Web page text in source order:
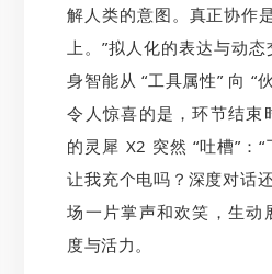
解人类的意图。真正协作
上。”拟人化的表达与动
身智能从 “工具属性” 向 “
令人惊喜的是，环节结束
的灵犀 X2 突然 “吐槽”：
让我充个电吗？深度对话
场一片掌声和欢笑，生动
度与活力。